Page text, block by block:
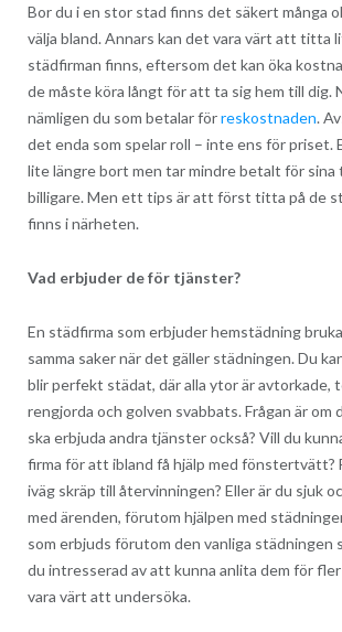
Bor du i en stor stad finns det säkert många
välja bland. Annars kan det vara värt att titta
städfirman finns, eftersom det kan öka
de måste köra långt för att ta sig hem till dig.
nämligen du som betalar förreskostnaden.
det enda som spelar roll – inte ens för priset.
lite längre bort men tar mindre betalt för sina
billigare. Men ett tips är att först titta på de
finns i närheten.
Vad erbjuder de för tjänster?
En städfirma som erbjuder hemstädning
samma saker när det gäller städningen. Du
blir perfekt städat, där alla ytor är avtorkade,
rengjorda och golven svabbats. Frågan är om
ska erbjuda andra tjänster också? Vill du
firma för att ibland få hjälp med fönstertvätt?
iväg skräp till återvinningen? Eller är du sjuk
med ärenden, förutom hjälpen med
som erbjuds förutom den vanliga städningen
du intresserad av att kunna anlita dem för
vara värt att undersöka.